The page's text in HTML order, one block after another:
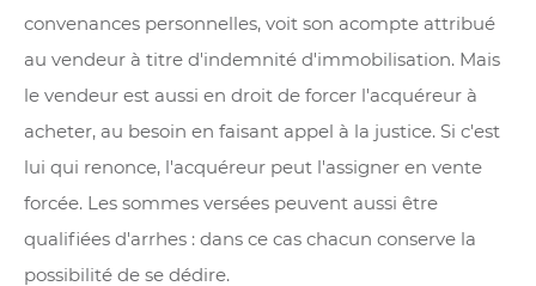
convenances personnelles, voit son acompte attribué
au vendeur à titre d'indemnité d'immobilisation. Mais
le vendeur est aussi en droit de forcer l'acquéreur à
acheter, au besoin en faisant appel à la justice. Si c'est
lui qui renonce, l'acquéreur peut l'assigner en vente
forcée. Les sommes versées peuvent aussi être
qualifiées d'arrhes : dans ce cas chacun conserve la
possibilité de se dédire.